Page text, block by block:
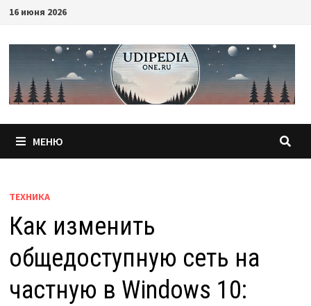
Перейти
содержимому
16 июня 2026
МЕНЮ
ТЕХНИКА
Как изменить
общедоступную сеть на
частную в Windows 10: